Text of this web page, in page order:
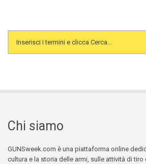
Search form
Chi siamo
GUNSweek.com è una piattaforma online
cultura e la storia delle armi, sulle attività di